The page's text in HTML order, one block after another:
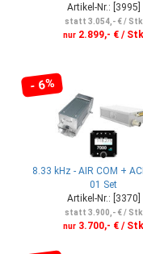
Artikel-Nr.: [3995]
statt 3.054,- € / Stk
nur 2.899,- € / Stk
- 6%
8.33 kHz - AIR COM +
01 Set
Artikel-Nr.: [3370]
statt 3.900,- € / Stk
nur 3.700,- € / Stk